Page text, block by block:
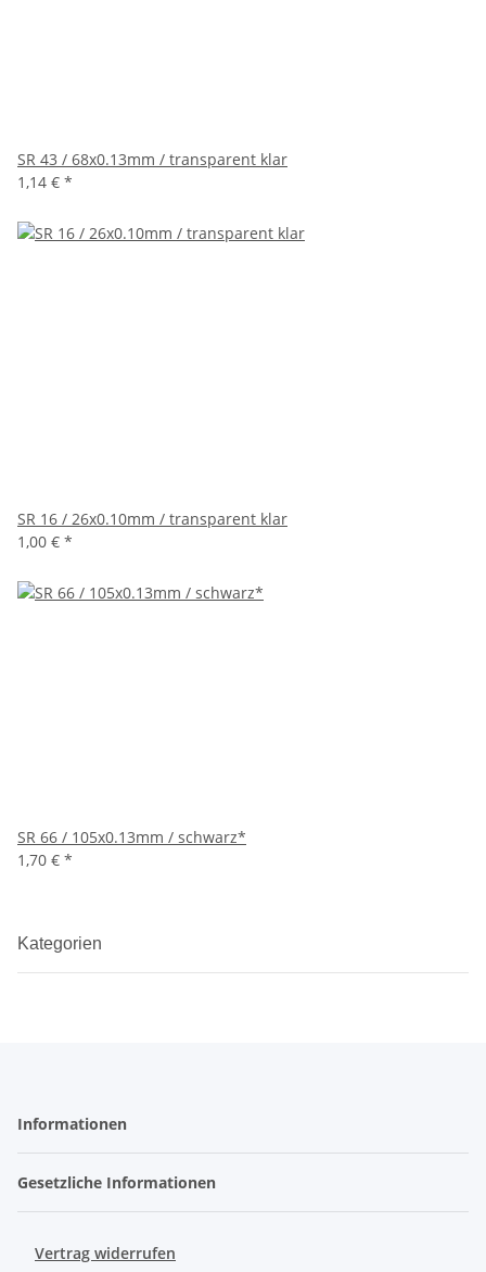
SR 43 / 68x0.13mm / transparent klar
1,14 € *
SR 16 / 26x0.10mm / transparent klar
1,00 € *
SR 66 / 105x0.13mm / schwarz*
1,70 € *
Kategorien
Informationen
Gesetzliche Informationen
Vertrag widerrufen